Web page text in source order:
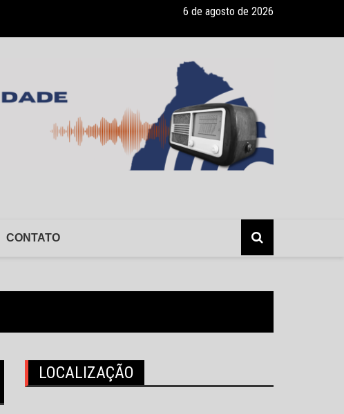
FSFX alerta: hepatite sem sintomas, e os risco da infecção sem o
6 de agosto de 2026
CONTATO
LOCALIZAÇÃO